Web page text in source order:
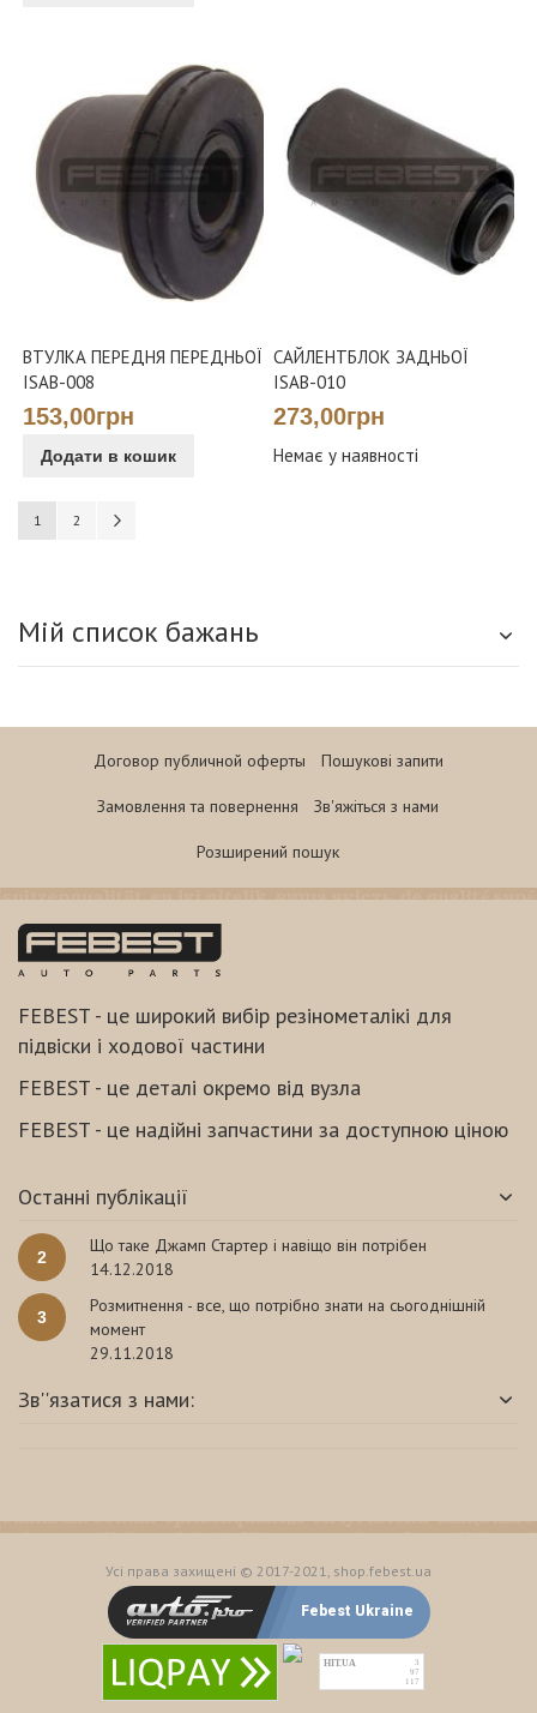
ВТУЛКА ПЕРЕДНЯ ПЕРЕДНЬОЇ
ISAB-008
153,00грн
Додати в кошик
САЙЛЕНТБЛОК ЗАДНЬОЇ
ISAB-010
273,00грн
Немає у наявності
Сторінка
You're currently reading page
1 Сторінка
2
Мій список бажань
Договор публичной оферты Пошукові запити
Замовлення та повернення Зв'яжіться з нами
Розширений пошук
FEBEST - це широкий вибір резінометалікі для
підвіски і ходової частини
FEBEST - це деталі окремо від вузла
FEBEST - це надійні запчастини за доступною ціною
Останні публікації
2
Що таке Джамп Стартер і навіщо він потрібен
14.12.2018
3
Розмитнення - все, що потрібно знати на сьогоднішній
момент
29.11.2018
Зв''язатися з нами:
Усі права захищені © 2017-2021, shop.febest.ua
Febest Ukraine
HIT.UA
3
97
117